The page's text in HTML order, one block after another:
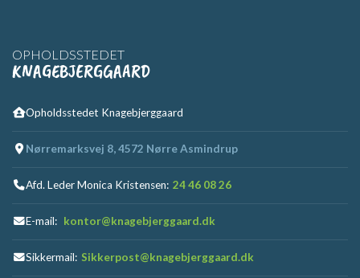
OPHOLDSSTEDET
KNAGEBJERGGAARD
Opholdsstedet Knagebjerggaard
Nørremarksvej 8, 4572 Nørre Asmindrup
Afd. Leder Monica Kristensen: 24 46 08 26
E-mail: kontor@knagebjerggaard.dk
Sikkermail: Sikkerpost@knagebjerggaard.dk